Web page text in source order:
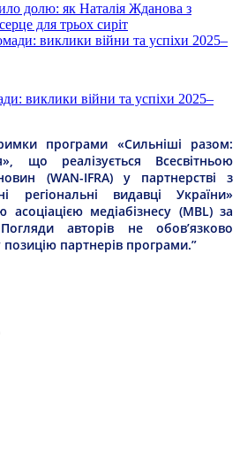
долю: як Наталія Жданова з
для трьох сиріт
виклики війни та успіхи 2025–
програми «Сильніші разом:
що реалізується Всесвітньою
(WAN-IFRA) у партнерстві з
регіональні видавці України»
медіабізнесу (MBL) за
авторів не обов’язково
партнерів програми.”